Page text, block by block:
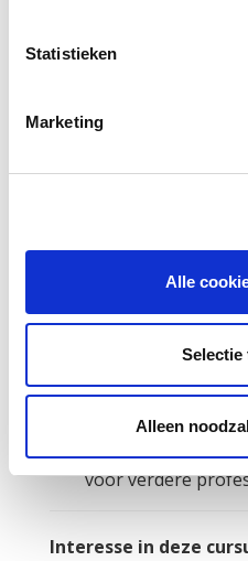
Statistieken
Marketing
Alle
Selectie
Alleen
Wil je NT2-docent
opleidingen en
Basisopleiding:
Bevoegdheid:
register mogelijk.
Verdieping:
voor verdere
Interesse in deze